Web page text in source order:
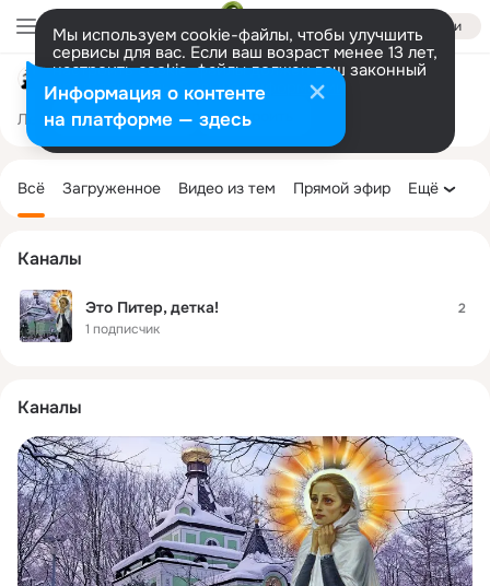
Войти
Мы используем cookie-файлы, чтобы улучшить
сервисы для вас. Если ваш возраст менее 13 лет,
настроить cookie-файлы должен ваш законный
представитель. Больше информации
Разрешить все Настроить
Лента Участники 8.5K Темы 17K
Каналы
колонка
Всё Загруженное Видео из тем Прямой эфир Ещё
Каналы
Это Питер, детка!
2
1 подписчик
Информация о контенте
на платформе — здесь